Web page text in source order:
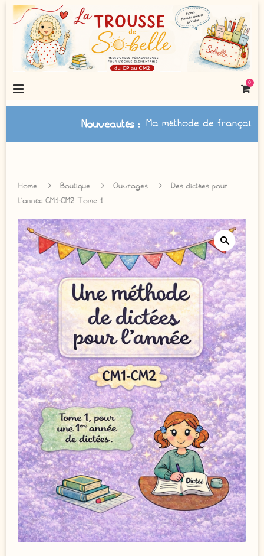
0
Nouveautés: Ma méthode de français
Home Boutique Ouvrages
Des dictées pour
l’année CM1-CM2 Tome 1